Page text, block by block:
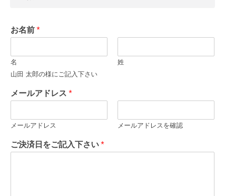
お名前 *
名
姓
山田 太郎の様にご記入下さい
メールアドレス *
メールアドレス メールアドレスを確認
ご決済日をご記入下さい *